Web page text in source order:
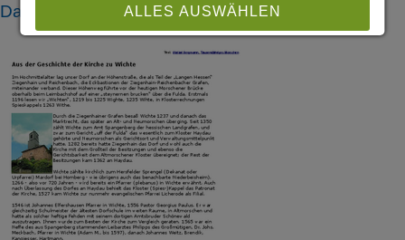
Dateien ALLES AUSWÄHLEN
ABLEHNEN
SPEICHERN
Details anzeigen
Impressum|Datenschutz